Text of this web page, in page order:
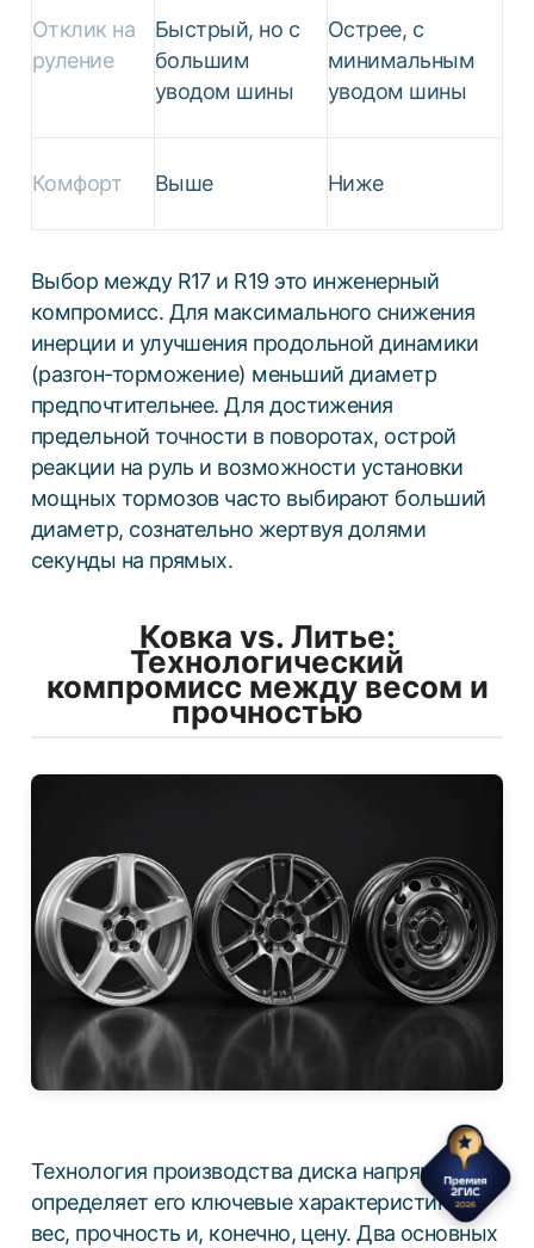
Отклик на
руление
Быстрый, но с
большим
уводом шины
Острее, с
минимальным
уводом шины
Комфорт Выше Ниже
Выбор между R17 и R19 это инженерный
компромисс. Для максимального снижения
инерции и улучшения продольной динамики
(разгон-торможение) меньший диаметр
предпочтительнее. Для достижения
предельной точности в поворотах, острой
реакции на руль и возможности установки
мощных тормозов часто выбирают больший
диаметр, сознательно жертвуя долями
секунды на прямых.
Ковка vs. Литье:
Технологический
компромисс между весом и
прочностью
Технология производства диска напрямую
определяет его ключевые характеристики:
вес, прочность и, конечно, цену. Два основных